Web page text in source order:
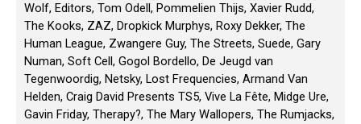
Wolf, Editors, Tom Odell, Pommelien Thijs, Xavier Rudd,
The Kooks, ZAZ, Dropkick Murphys, Roxy Dekker, The
Human League, Zwangere Guy, The Streets, Suede, Gary
Numan, Soft Cell, Gogol Bordello, De Jeugd van
Tegenwoordig, Netsky, Lost Frequencies, Armand Van
Helden, Craig David Presents TS5, Vive La Fête, Midge Ure,
Gavin Friday, Therapy?, The Mary Wallopers, The Rumjacks,